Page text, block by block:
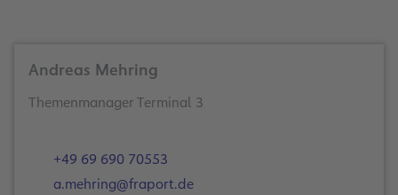
Andreas Mehring
Themenmanager Terminal 3
+49 69 690 70553
a.mehring@fraport.de